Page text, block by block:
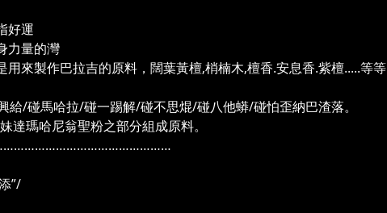
好運
力量的灣
來製作巴拉吉的原料，闊葉黃檀,梢楠木,檀香.安息香.紫檀.....等等
給/碰馬哈拉/碰一踢解/碰不思焜/碰八他蟒/碰怕歪納巴渣落。
達瑪哈尼翁聖粉之部分組成原料。
”/